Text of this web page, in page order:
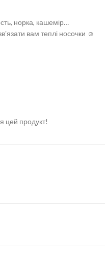
норка, кашемір…
вам теплі носочки ☺️
цей продукт!